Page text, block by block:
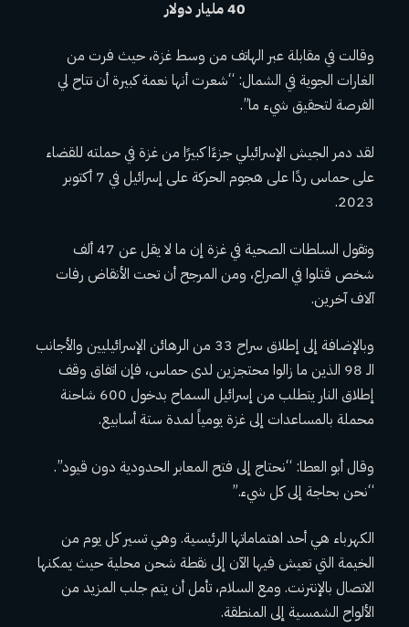
40 مليار دولار
وقالت في مقابلة عبر الهاتف من وسط غزة، حيث فرت من
الغارات الجوية في الشمال: “شعرت أنها نعمة كبيرة أن تتاح لي
الفرصة لتحقيق شيء ما”.
لقد دمر الجيش الإسرائيلي جزءًا كبيرًا من غزة في حملته للقضاء
على حماس ردًا على هجوم الحركة على إسرائيل في 7 أكتوبر
2023.
وتقول السلطات الصحية في غزة إن ما لا يقل عن 47 ألف
شخص قتلوا في الصراع، ومن المرجح أن تحت الأنقاض رفات
آلاف آخرين.
وبالإضافة إلى إطلاق سراح 33 من الرهائن الإسرائيليين والأجانب
الـ 98 الذين ما زالوا محتجزين لدى حماس، فإن اتفاق وقف
إطلاق النار يتطلب من إسرائيل السماح بدخول 600 شاحنة
محملة بالمساعدات إلى غزة يومياً لمدة ستة أسابيع.
وقال أبو العطا: “نحتاج إلى فتح المعابر الحدودية دون قيود”.
“نحن بحاجة إلى كل شيء.”
الكهرباء هي أحد اهتماماتها الرئيسية. وهي تسير كل يوم من
الخيمة التي تعيش فيها الآن إلى نقطة شحن محلية حيث يمكنها
الاتصال بالإنترنت. ومع السلام، تأمل أن يتم جلب المزيد من
الألواح الشمسية إلى المنطقة.